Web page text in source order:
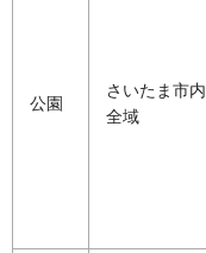
公園
さいたま市内
全域